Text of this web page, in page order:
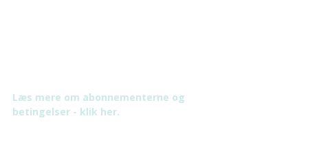
Læs mere om abonnementerne og
betingelser - klik her.